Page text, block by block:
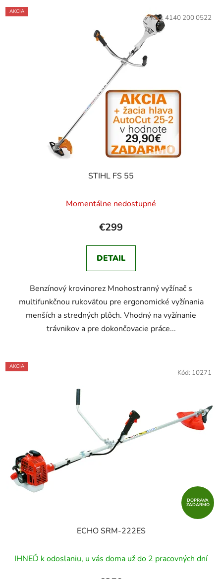
AKCIA
STIHL FS 55
Momentálne nedostupné
€299
DETAIL
Benzínový krovinorez Mnohostranný vyžínač s
multifunkčnou rukoväťou pre ergonomické vyžínania
menších a stredných plôch. Vhodný na vyžínanie
trávnikov a pre dokončovacie práce...
Kód:4140 200 0522
AKCIA
DOPRAVA
ZADARMO
ECHO SRM-222ES
hodnotenie
IHNEĎ k odoslaniu, u vás doma už do 2 pracovných dní
Kód: 10271